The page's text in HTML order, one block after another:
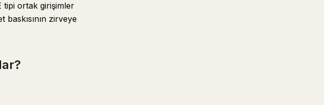
tipi ortak girişimler
zirveye